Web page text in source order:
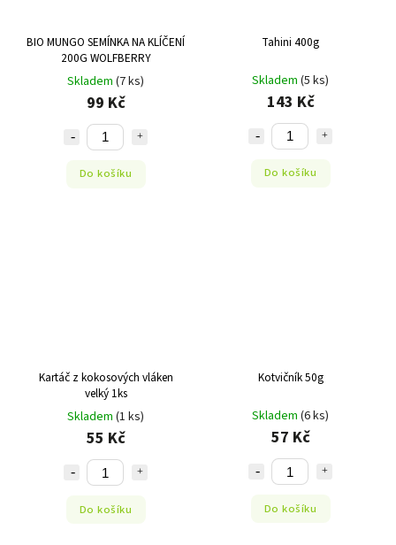
BIO MUNGO SEMÍNKA NA KLÍČENÍ
200G WOLFBERRY
Skladem (7 ks)
99 Kč
Do košíku
Tahini 400g
Skladem (5 ks)
143 Kč
Do košíku
Kartáč z kokosových vláken
velký 1ks
Skladem (1 ks)
55 Kč
Do košíku
Kotvičník 50g
Skladem (6 ks)
57 Kč
Do košíku